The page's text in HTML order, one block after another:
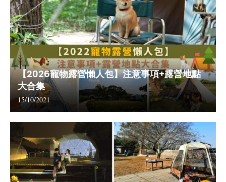
【2026寵物露營懶人包】注意事項+露營地點
大合集
15/10/2021